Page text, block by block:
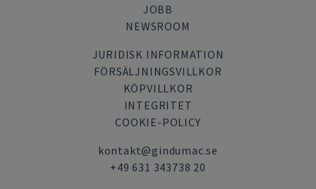
JOBB
NEWSROOM
JURIDISK INFORMATION
FÖRSÄLJNINGSVILLKOR
KÖPVILLKOR
INTEGRITET
COOKIE-POLICY
kontakt@gindumac.se
+49 631 343738 20